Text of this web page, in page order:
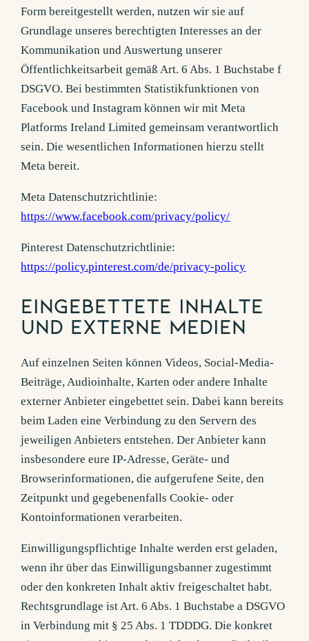
Form bereitgestellt werden, nutzen wir sie auf
Grundlage unseres berechtigten Interesses an der
Kommunikation und Auswertung unserer
Öffentlichkeitsarbeit gemäß Art. 6 Abs. 1 Buchstabe f
DSGVO. Bei bestimmten Statistikfunktionen von
Facebook und Instagram können wir mit Meta
Platforms Ireland Limited gemeinsam verantwortlich
sein. Die wesentlichen Informationen hierzu stellt
Meta bereit.
Meta Datenschutzrichtlinie:
https://www.facebook.com/privacy/policy/
Pinterest Datenschutzrichtlinie:
https://policy.pinterest.com/de/privacy-policy
Eingebettete Inhalte
und externe Medien
Auf einzelnen Seiten können Videos, Social-Media-
Beiträge, Audioinhalte, Karten oder andere Inhalte
externer Anbieter eingebettet sein. Dabei kann bereits
beim Laden eine Verbindung zu den Servern des
jeweiligen Anbieters entstehen. Der Anbieter kann
insbesondere eure IP-Adresse, Geräte- und
Browserinformationen, die aufgerufene Seite, den
Zeitpunkt und gegebenenfalls Cookie- oder
Kontoinformationen verarbeiten.
Einwilligungspflichtige Inhalte werden erst geladen,
wenn ihr über das Einwilligungsbanner zugestimmt
oder den konkreten Inhalt aktiv freigeschaltet habt.
Rechtsgrundlage ist Art. 6 Abs. 1 Buchstabe a DSGVO
in Verbindung mit § 25 Abs. 1 TDDDG. Die konkret